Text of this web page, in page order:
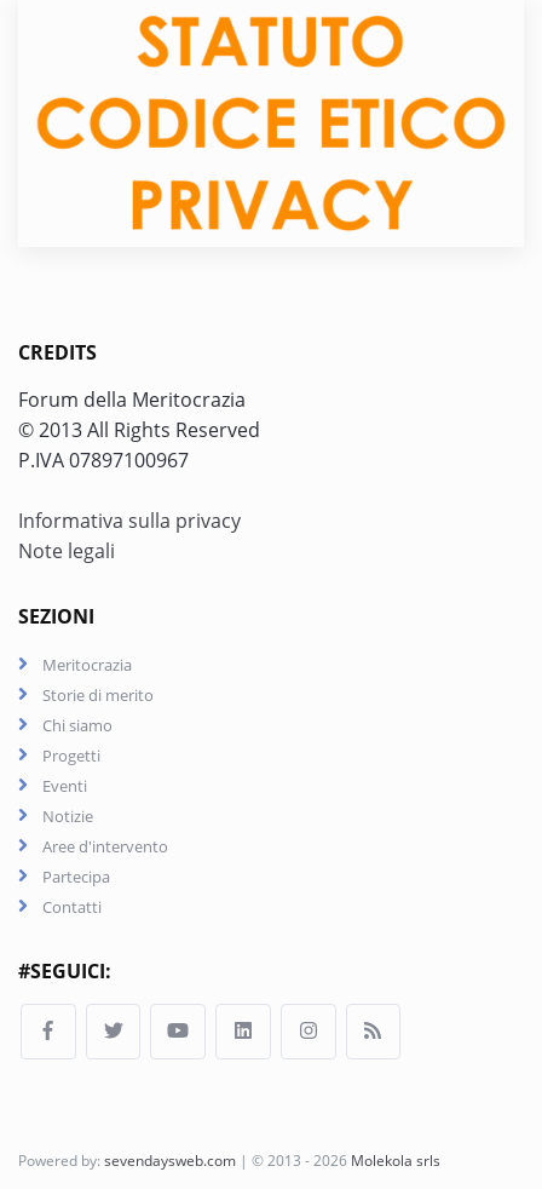
CREDITS
Forum della Meritocrazia
© 2013 All Rights Reserved
P.IVA 07897100967
Informativa sulla privacy
Note legali
SEZIONI
Meritocrazia
Storie di merito
Chi siamo
Progetti
Eventi
Notizie
Aree d'intervento
Partecipa
Contatti
#SEGUICI:
Powered by: sevendaysweb.com | © 2013 - 2026 Molekola srls